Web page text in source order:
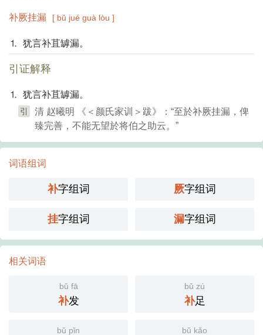
补厥挂漏 [ bǔ jué guà lòu ]
⒈ 犹言补苴罅漏。
引证解释
⒈ 犹言补苴罅漏。
引
清 赵曦明 《＜颜氏家训＞跋》：“至於补厥挂漏，俾
臻完善，不能无望於将伯之助云。”
词语组词
补字组词 厥字组词
挂字组词 漏字组词
相关词语
bǔ fā
补发
bǔ zú
补足
bǔ pǐn bǔ kǎo